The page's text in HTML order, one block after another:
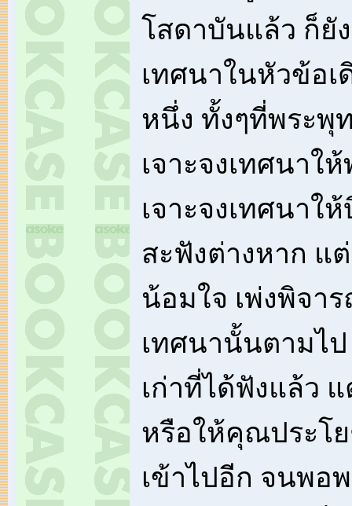
โสดาบันแล้ว ก็ยั
เทศนาในหัวข้อเ
หนึ่ง ทั้งๆที่พระพุ
เจาะจงเทศนาใ
เจาะจงเทศนาใ
สะฟังต่างหาก แ
น้อมใจ เพ่งพิจา
เทศนานั้นตามไป
เก่าที่ได้ฟังแล้ว
หรือให้คุณประโ
เข้าไปอีก จนพอ